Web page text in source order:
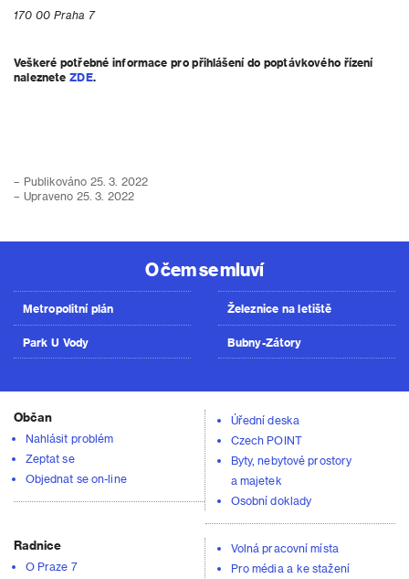
170 00 Praha 7
Veškeré potřebné informace pro přihlášení do poptávkového řízení
nalezneteZDE.
– Publikováno 25. 3. 2022
– Upraveno 25. 3. 2022
O čem se mluví
Metropolitní plán
Park U Vody
Železnice na letiště
Bubny-Zátory
Občan
Nahlásit problém
Zeptat se
Objednat se on-line
Úřední deska
Czech POINT
Byty, nebytové prostory
a majetek
Osobní doklady
Radnice
O Praze 7
Volná pracovní místa
Pro média a ke stažení